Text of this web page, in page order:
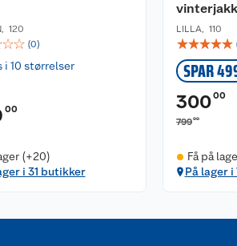
, 120
☆☆ (0)
i 10 størrelser
00
(+20)
i 31 butikker
LILLA, 110
☆☆☆☆☆
SPAR
30000
79900
Få på
På lager